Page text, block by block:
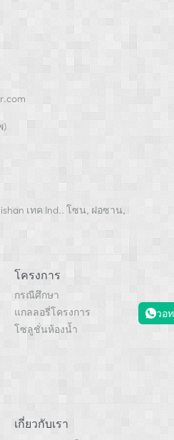
)
เทค Ind.. โซน, ฝอซาน,
โครงการ
กรณีศึกษา
แกลลอรี่โครงการ
โซลูชั่นห้องน้ำ
เกี่ยวกับเรา
วอ